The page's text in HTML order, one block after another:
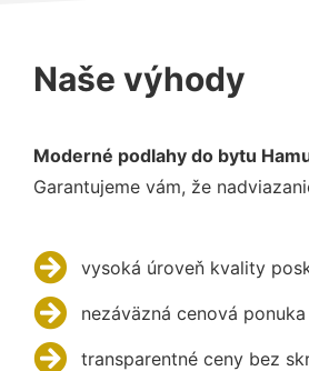
Naše výhody
Moderné podlahy do bytu
Garantujeme vám, že
vysoká úroveň kvality
nezáväzná cenová
transparentné ceny bez